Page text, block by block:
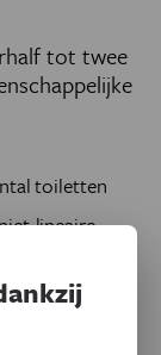
tot twee
toiletten
lineaire
van langere